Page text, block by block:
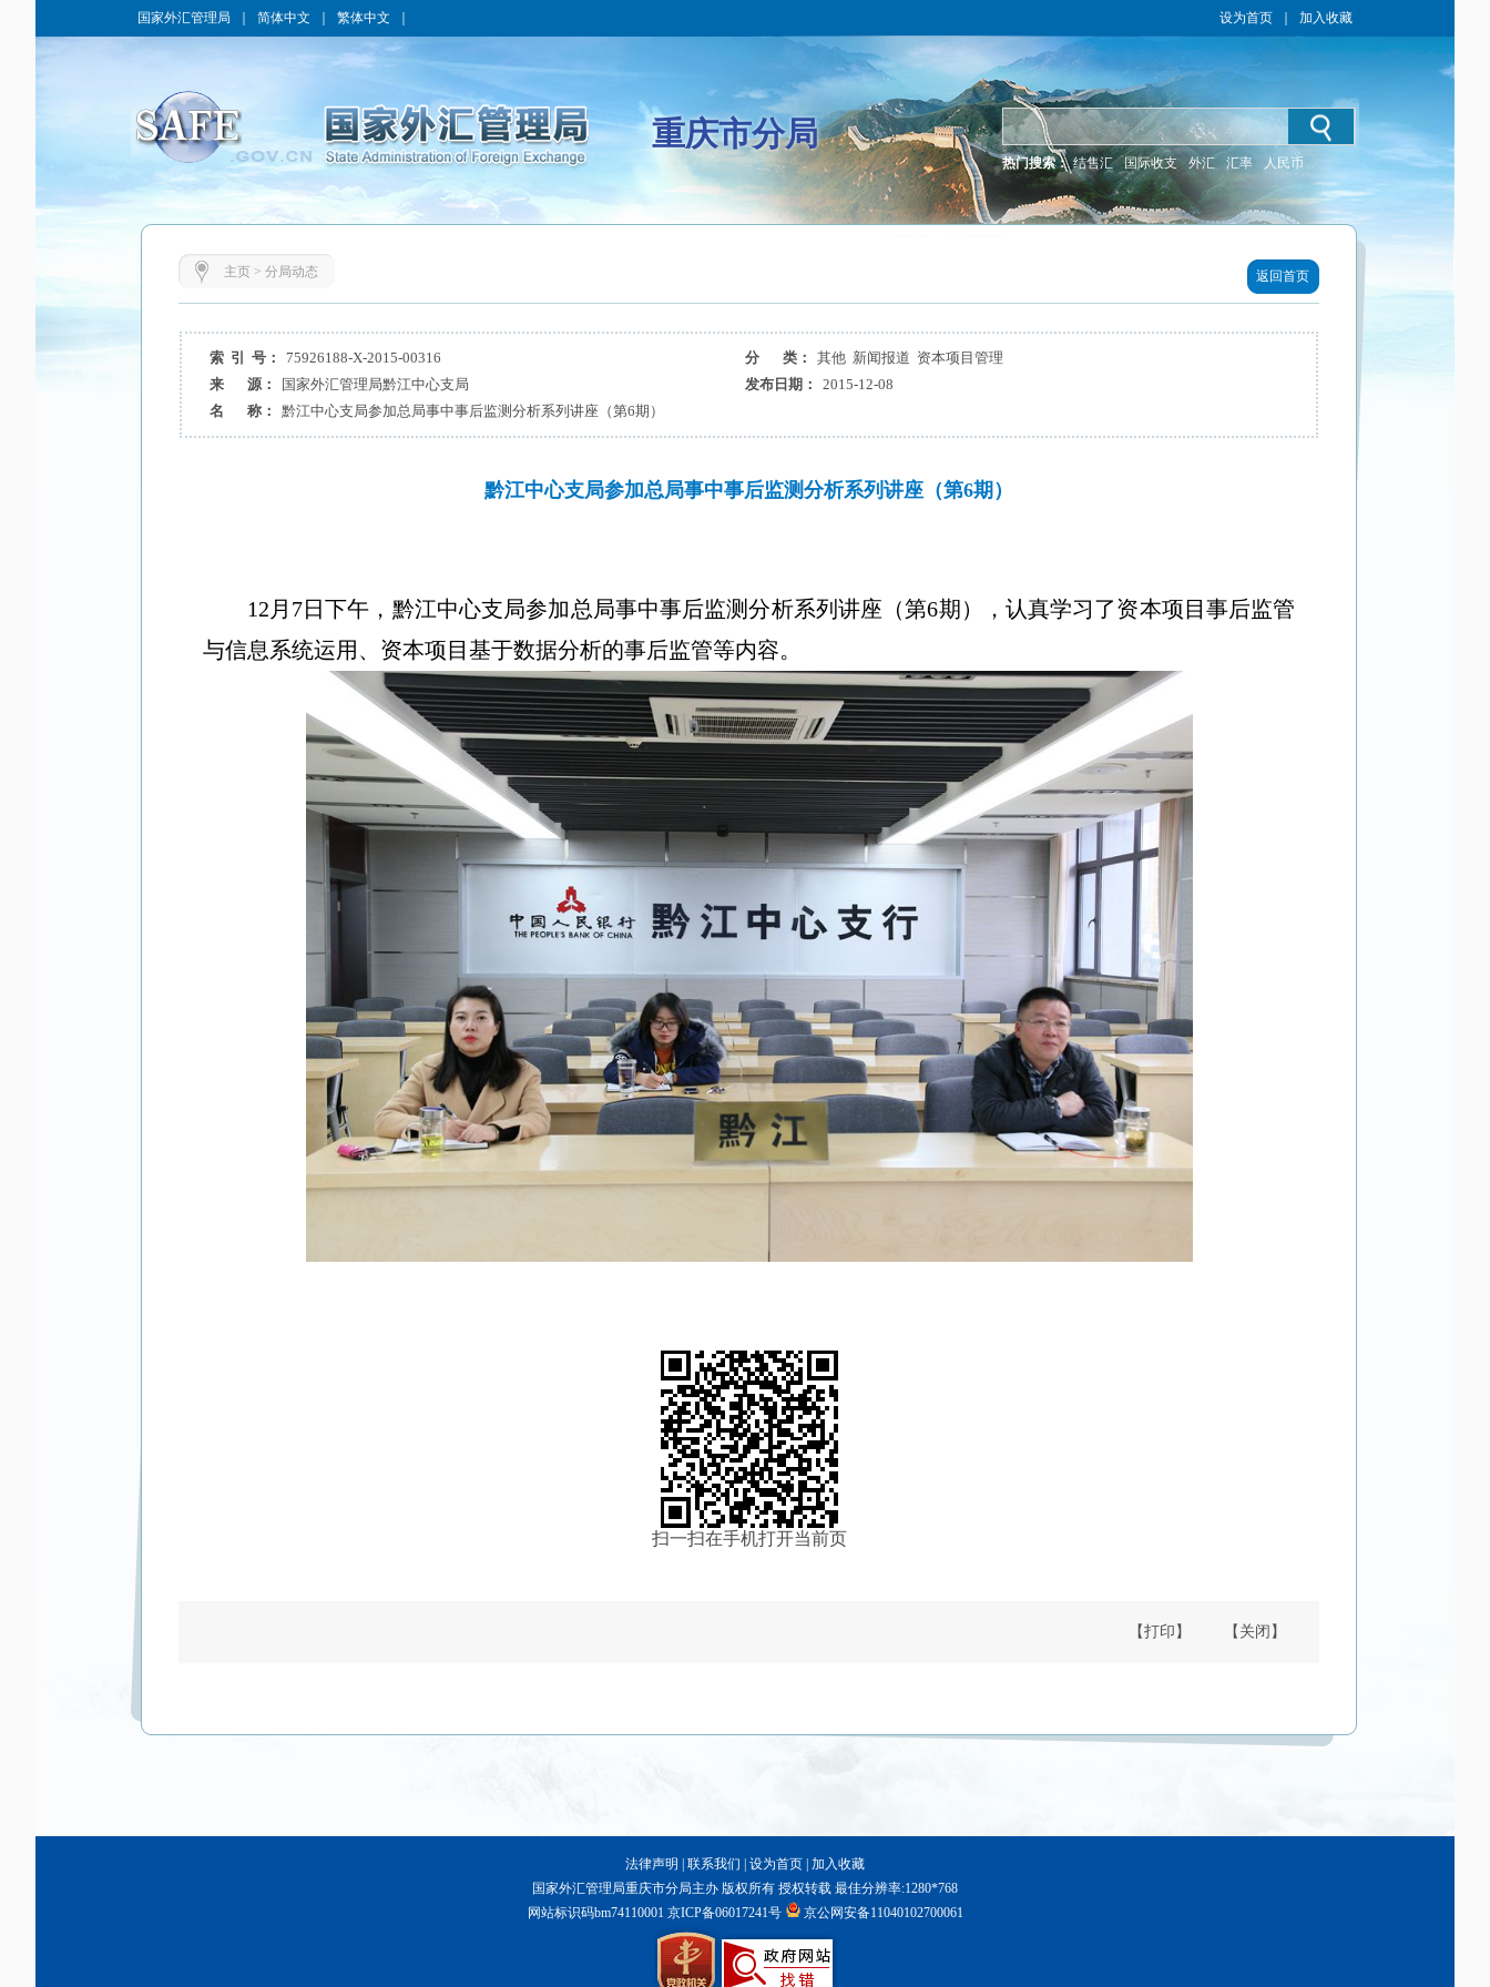
国家外汇管理局 简体中文 繁体中文 设为首页 加入收藏
重庆市分局
热门搜索： 结售汇 国际收支 外汇 汇率 人民币
主页> 分局动态 返回首页
索 引 号： 75926188-X-2015-00316 分 类：
其他 新闻报道 资本项目管理
来 源：
国家外汇管理局黔江中心支局 发布日期：
2015-12-08
名 称：
黔江中心支局参加总局事中事后监测分析系列讲座（第6期）
黔江中心支局参加总局事中事后监测分析系列讲座（第6期）
12 月 7日下午，黔江中心支局参加总局事中事后监测分析系列讲座（第6期）， 认真学习了资本项目事后监管
与信息系统运用、资本项目基于数据分析的事后监管等内容。
扫一扫在手机打开当前页
【打印】 【关闭】
法律声明 联系我们 设为首页 加入收藏
国家外汇管理局重庆市分局主办 版权所有 授权转载 最佳分辨率:1280*768
网站标识码bm74110001京ICP备06017241号 京公网安备11040102700061